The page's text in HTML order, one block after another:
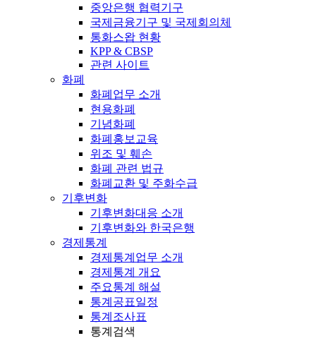
중앙은행 협력기구
국제금융기구 및 국제회의체
통화스왑 현황
KPP & CBSP
관련 사이트
화폐
화폐업무 소개
현용화폐
기념화폐
화폐홍보교육
위조 및 훼손
화폐 관련 법규
화폐교환 및 주화수급
기후변화
기후변화대응 소개
기후변화와 한국은행
경제통계
경제통계업무 소개
경제통계 개요
주요통계 해설
통계공표일정
통계조사표
통계검색